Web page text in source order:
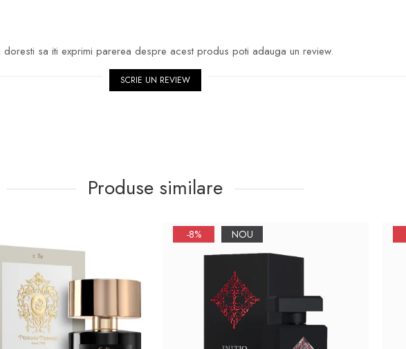
doresti sa iti exprimi parerea despre acest produs poti adauga un review.
SCRIE UN REVIEW
Produse similare
-8% NOU